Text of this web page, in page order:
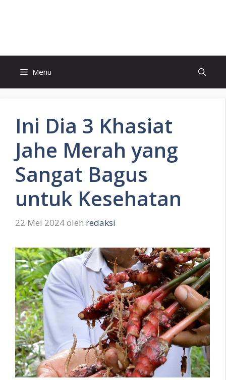
Menu
Ini Dia 3 Khasiat
Jahe Merah yang
Sangat Bagus
untuk Kesehatan
22 Mei 2024oleh redaksi